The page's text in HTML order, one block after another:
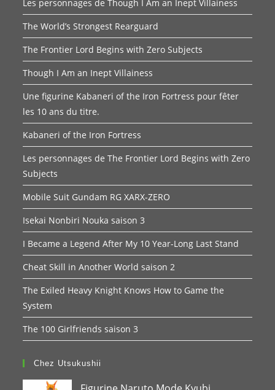
Les personnages de Though I Am an Inept Villainess
The World’s Strongest Rearguard
The Frontier Lord Begins with Zero Subjects
Though I Am an Inept Villainess
Une figurine Kabaneri of the Iron Fortress pour fêter
les 10 ans du titre.
Kabaneri of the Iron Fortress
Les personnages de The Frontier Lord Begins with Zero
Subjects
Mobile Suit Gundam RG XARX-ZERO
Isekai Nonbiri Nouka saison 3
I Became a Legend After My 10 Year-Long Last Stand
Cheat Skill in Another World saison 2
The Exiled Heavy Knight Knows How to Game the
System
The 100 Girlfriends saison 3
Chez Utsukushii